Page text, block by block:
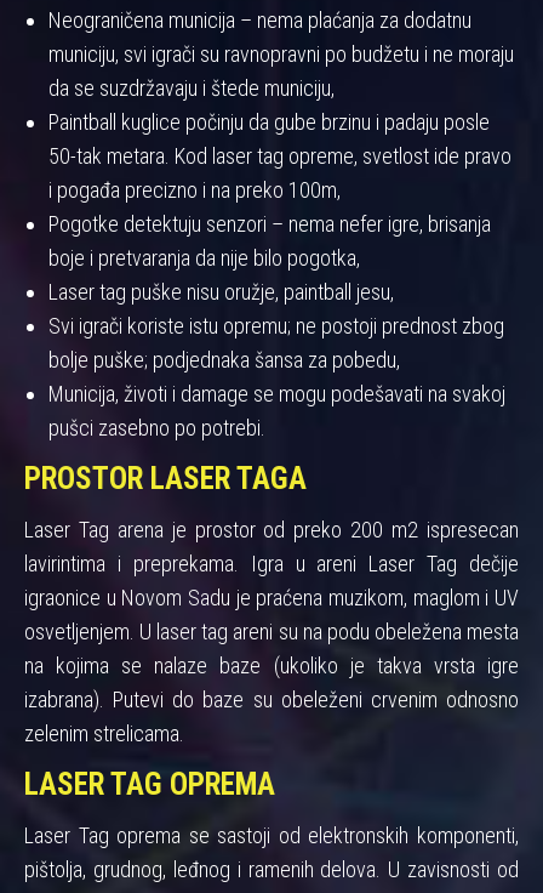
Neograničena municija – nema plaćanja za dodatnu
municiju, svi igrači su ravnopravni po budžetu i ne moraju
da se suzdržavaju i štede municiju,
Paintball kuglice počinju da gube brzinu i padaju posle
50-tak metara. Kod laser tag opreme, svetlost ide pravo
i pogađa precizno i na preko 100m,
Pogotke detektuju senzori – nema nefer igre, brisanja
boje i pretvaranja da nije bilo pogotka,
Laser tag puške nisu oružje, paintball jesu,
Svi igrači koriste istu opremu; ne postoji prednost zbog
bolje puške; podjednaka šansa za pobedu,
Municija, životi i damage se mogu podešavati na svakoj
pušci zasebno po potrebi.
PROSTOR LASER TAGA
Laser Tag arena je prostor od preko 200 m2 ispresecan
lavirintima i preprekama. Igra u areni Laser Tag dečije
igraonice u Novom Sadu je praćena muzikom, maglom i UV
osvetljenjem. U laser tag areni su na podu obeležena mesta
na kojima se nalaze baze (ukoliko je takva vrsta igre
izabrana). Putevi do baze su obeleženi crvenim odnosno
zelenim strelicama.
LASER TAG OPREMA
Laser Tag oprema se sastoji od elektronskih komponenti,
pištolja, grudnog, leđnog i ramenih delova. U zavisnosti od